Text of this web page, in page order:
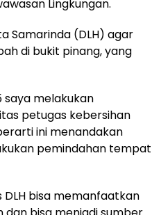
Lingkungan.
Samarinda (DLH) agar
di bukit pinang, yang
saya melakukan
petugas kebersihan
ini menandakan
pemindahan tempat
bisa memanfaatkan